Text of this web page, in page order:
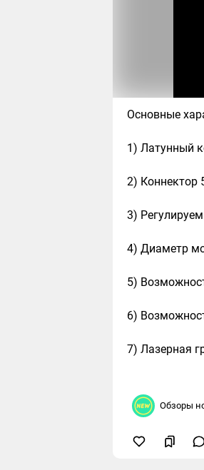
Основные
1) Латунный
2) Коннектор
3)
4) Диаметр
5)
6)
7) Лазерная
Обзоры